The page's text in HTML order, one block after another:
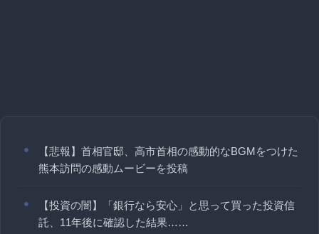
【悲報】首相官邸、高市首相の感動的なBGMをつけた
熊本訪問の感動ムービーを投稿
【投資の闇】「銀行なら安心」と思って買った投資信
託、11年後に確認した結果……